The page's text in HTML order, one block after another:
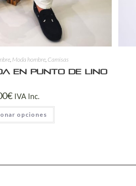
, Moda hombre, Camisas
en punto de lino
€ IVA Inc.
opciones